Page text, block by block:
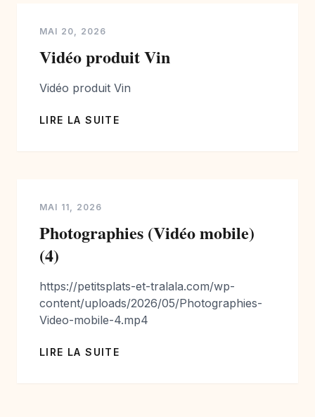
MAI 20, 2026
Vidéo produit Vin
Vidéo produit Vin
LIRE LA SUITE
MAI 11, 2026
Photographies (Vidéo mobile)
(4)
https://petitsplats-et-tralala.com/wp-
content/uploads/2026/05/Photographies-
Video-mobile-4.mp4
LIRE LA SUITE